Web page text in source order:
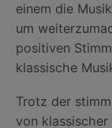
einem die
um
positiven
klassische
Trotz der
von